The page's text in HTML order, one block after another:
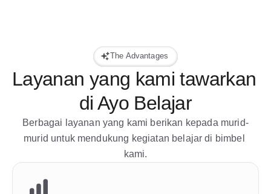
The Advantages
Layanan yang kami tawarkan
di Ayo Belajar
Berbagai layanan yang kami berikan kepada murid-
murid untuk mendukung kegiatan belajar di bimbel
kami.